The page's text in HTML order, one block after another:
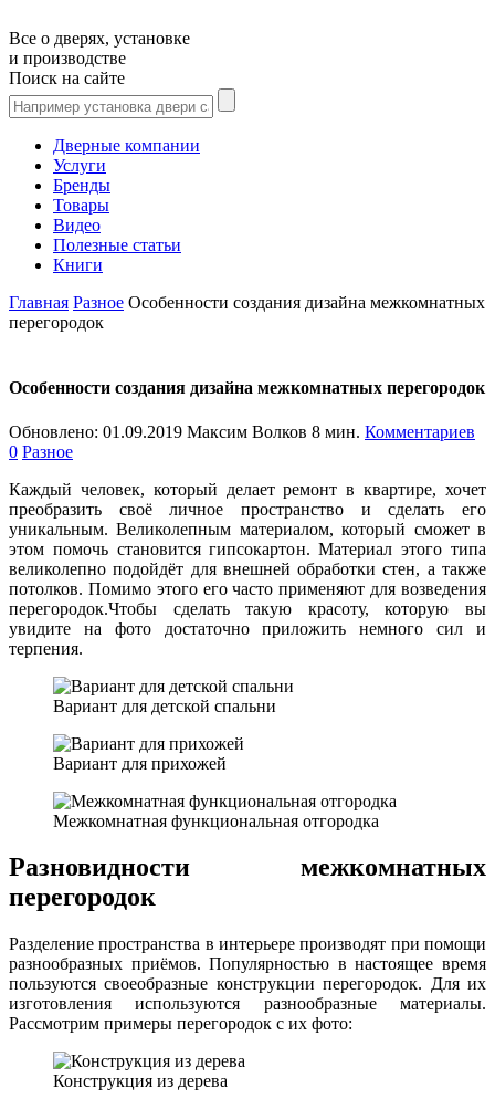
Все о дверях, установке
и производстве
Поиск на сайте
Дверные компании
Услуги
Бренды
Товары
Видео
Полезные статьи
Книги
Главная Разное Особенности создания дизайна межкомнатных
перегородок
Особенности создания дизайна межкомнатных перегородок
Обновлено: 01.09.2019 Максим Волков 8 мин. Комментариев
0 Разное
Каждый человек, который делает ремонт в квартире, хочет
преобразить своё личное пространство и сделать его
уникальным. Великолепным материалом, который сможет в
этом помочь становится гипсокартон. Материал этого типа
великолепно подойдёт для внешней обработки стен, а также
потолков. Помимо этого его часто применяют для возведения
перегородок.Чтобы сделать такую красоту, которую вы
увидите на фото достаточно приложить немного сил и
терпения.
Вариант для детской спальни
Вариант для прихожей
Межкомнатная функциональная отгородка
Разновидности межкомнатных
перегородок
Разделение пространства в интерьере производят при помощи
разнообразных приёмов. Популярностью в настоящее время
пользуются своеобразные конструкции перегородок. Для их
изготовления используются разнообразные материалы.
Рассмотрим примеры перегородок с их фото:
Конструкция из дерева